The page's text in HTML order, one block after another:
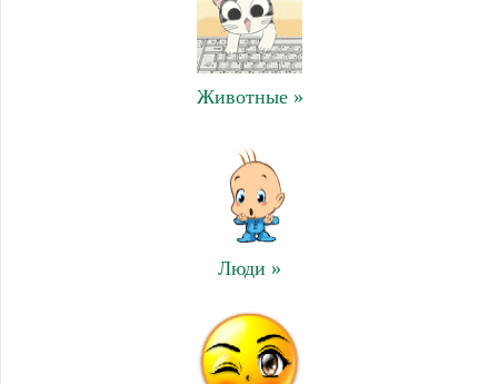
Животные »
Люди »